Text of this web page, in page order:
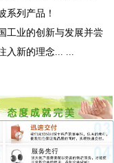
系列产品！
工业的创新与发展并尝
入新的理念... ...